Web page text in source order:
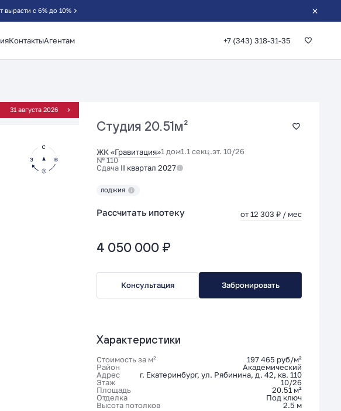
вырасти с 6% до 10%
КонтактыАгентам +7 (343) 318-31-35
31 августа 2026
Студия 20.51м²
ЖК «Гравитация»1 дом1.1 секц.эт. 10/26
№ 110
Сдача II квартал 2027
ЛОДЖИЯ
Рассчитать ипотеку от 12 303 ₽ / мес
4 050 000 ₽
Консультация Забронировать
Характеристики
Стоимость за м²
197 465 руб/м²
Район
Академический
Адрес
г. Екатеринбург, ул. Рябинина, д. 42, кв. 110
Этаж
10/26
Площадь
20.51 м²
Отделка
Под ключ
Высота потолков
2.5 м